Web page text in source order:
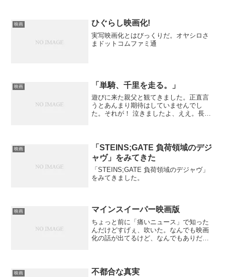
映画 ひぐらし映画化!
実写映画化とはびっくりだ。オヤシロさ
まドットコムファミ通
映画 「単騎、千里を走る。」
遊びに来た親父と観てきました。正直言
うとあんまり期待はしていませんでし
た。それが！ 泣きましたよ、ええ。長
め単身、中国雲南省に赴く。...
映画
「STEINS;GATE 負荷領域のデジ
ャヴ」をみてきた
「STEINS;GATE 負荷領域のデジャヴ」
をみてきました。
映画 マインスイーパー映画版
ちょっと前に「痛いニュース」で知った
んだけどすげぇ、吹いた。なんでも映画
化の話が出てるけど、なんでもありだ
映画 不都合な真実